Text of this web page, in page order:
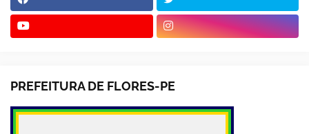
PREFEITURA DE FLORES-PE